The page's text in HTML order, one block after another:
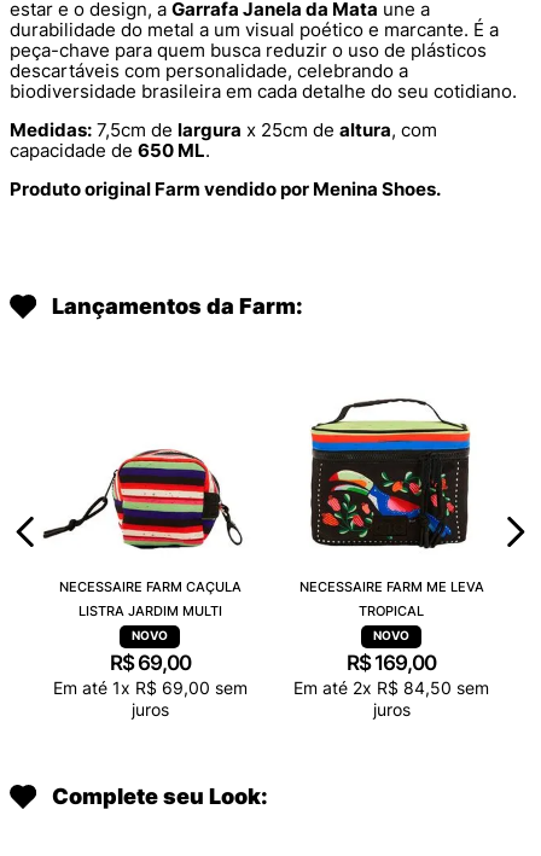
estar e o design, a Garrafa Janela da Mata une a
durabilidade do metal a um visual poético e marcante. É a
peça-chave para quem busca reduzir o uso de plásticos
descartáveis com personalidade, celebrando a
biodiversidade brasileira em cada detalhe do seu cotidiano.
Medidas: 7,5cm de largura x 25cm de altura, com
capacidade de 650 ML.
Produto original Farm vendido por Menina Shoes.
Lançamentos da Farm:
NECESSAIRE FARM CAÇULA
LISTRA JARDIM MULTI
R$ 69,00
Em até 1x R$ 69,00 sem
juros
NECESSAIRE FARM ME LEVA
TROPICAL
R$ 169,00
Em até 2x R$ 84,50 sem
juros
Complete seu Look: